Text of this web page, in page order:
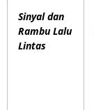
Sinyal dan
Rambu Lalu
Lintas